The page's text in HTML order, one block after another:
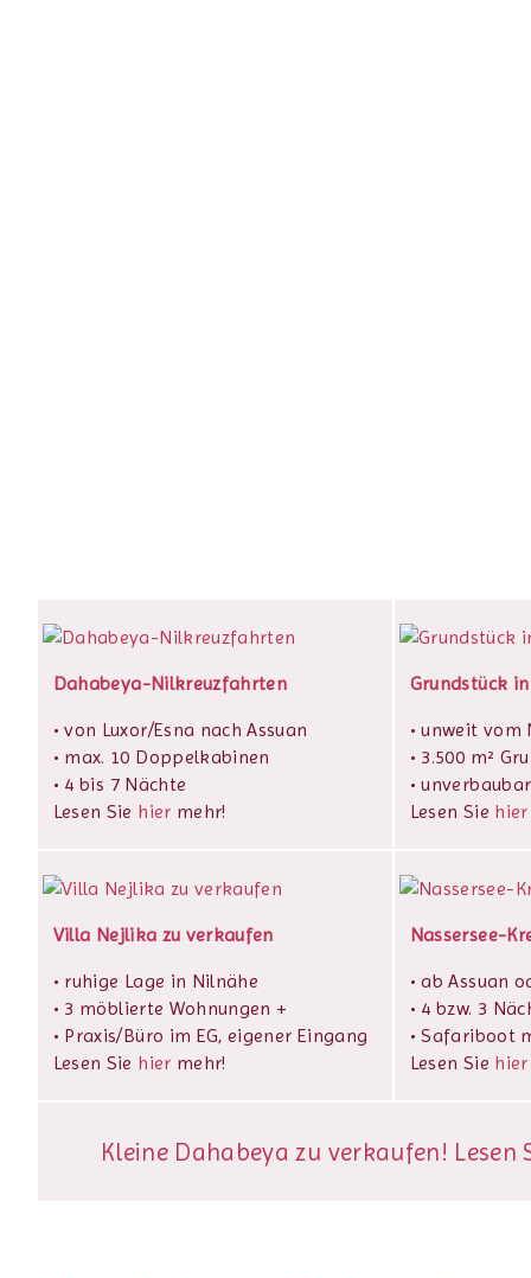
Dahabeya-Nilkreuzfahrten
• von Luxor/Esna nach Assuan
• max. 10 Doppelkabinen
• 4 bis 7 Nächte
Lesen Sie hier mehr!
Grundstück
• unweit vom
• 3.500 m²
•
Lesen Sie hier
Villa Nejlika zu verkaufen
• ruhige Lage in Nilnähe
• 3 möblierte Wohnungen +
• Praxis/Büro im EG, eigener Eingang
Lesen Sie hier mehr!
Nassersee-
• ab Assuan
• 4 bzw. 3
• Safariboot
Lesen Sie hier
Kleine Dahabeya zu verkaufen! Lesen